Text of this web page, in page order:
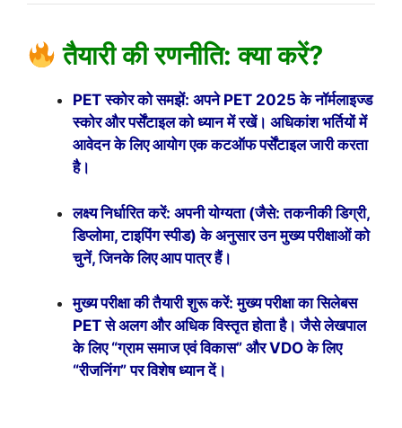
तैयारी की रणनीति: क्या करें?
PET स्कोर को समझें: अपने PET 2025 के नॉर्मलाइज्ड
स्कोर और पर्सेंटाइल को ध्यान में रखें। अधिकांश भर्तियों में
आवेदन के लिए आयोग एक कटऑफ पर्सेंटाइल जारी करता
है।
लक्ष्य निर्धारित करें: अपनी योग्यता (जैसे: तकनीकी डिग्री,
डिप्लोमा, टाइपिंग स्पीड) के अनुसार उन मुख्य परीक्षाओं को
चुनें, जिनके लिए आप पात्र हैं।
मुख्य परीक्षा की तैयारी शुरू करें: मुख्य परीक्षा का सिलेबस
PET से अलग और अधिक विस्तृत होता है। जैसे लेखपाल
के लिए “ग्राम समाज एवं विकास” और VDO के लिए
“रीजनिंग” पर विशेष ध्यान दें।